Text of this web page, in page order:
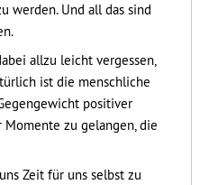
werden. Und all das sind
allzu leicht vergessen,
ist die menschliche
positiver
zu gelangen, die
Zeit für uns selbst zu